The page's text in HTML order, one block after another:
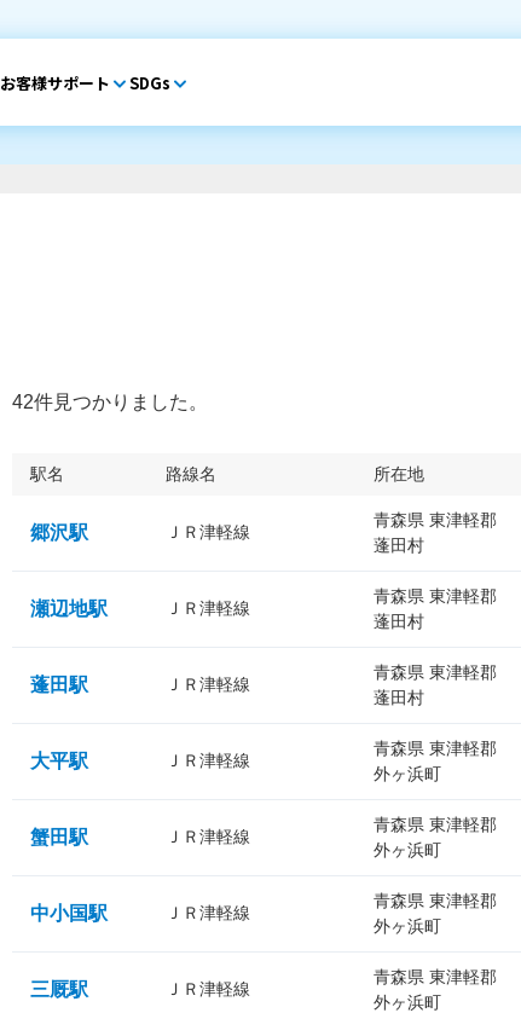
お客様サポート SDGs
42件見つかりました。
駅名 路線名 所在地
郷沢駅 ＪＲ津軽線
青森県 東津軽郡
蓬田村
瀬辺地駅 ＪＲ津軽線
青森県 東津軽郡
蓬田村
蓬田駅 ＪＲ津軽線
青森県 東津軽郡
蓬田村
大平駅 ＪＲ津軽線
青森県 東津軽郡
外ヶ浜町
蟹田駅 ＪＲ津軽線
青森県 東津軽郡
外ヶ浜町
中小国駅 ＪＲ津軽線
青森県 東津軽郡
外ヶ浜町
三厩駅 ＪＲ津軽線
青森県 東津軽郡
外ヶ浜町